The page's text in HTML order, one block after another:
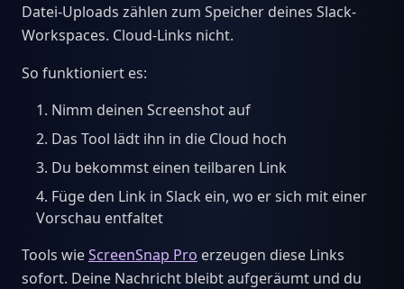
Datei-Uploads zählen zum Speicher deines Slack-
Workspaces. Cloud-Links nicht.
So funktioniert es:
Nimm deinen Screenshot auf
Das Tool lädt ihn in die Cloud hoch
Du bekommst einen teilbaren Link
Füge den Link in Slack ein, wo er sich mit einer
Vorschau entfaltet
Tools wieScreenSnap Pro erzeugen diese Links
sofort. Deine Nachricht bleibt aufgeräumt und du